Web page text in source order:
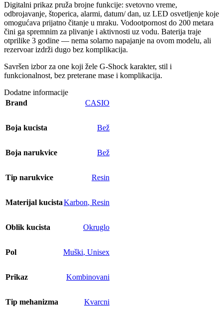
Digitalni prikaz pruža brojne funkcije: svetovno vreme,
odbrojavanje, štoperica, alarmi, datum/ dan, uz LED osvetljenje koje
omogućava prijatno čitanje u mraku. Vodootpornost do 200 metara
čini ga spremnim za plivanje i aktivnosti uz vodu. Baterija traje
otprilike 3 godine — nema solarno napajanje na ovom modelu, ali
rezervoar izdrži dugo bez komplikacija.
Savršen izbor za one koji žele G-Shock karakter, stil i
funkcionalnost, bez preterane mase i komplikacija.
Dodatne informacije
Brand
CASIO
Boja kucista Bež
Boja narukvice Bež
Tip narukvice Resin
Materijal kucistaKarbon, Resin
Oblik kucista Okruglo
Pol Muški, Unisex
Prikaz Kombinovani
Tip mehanizma Kvarcni